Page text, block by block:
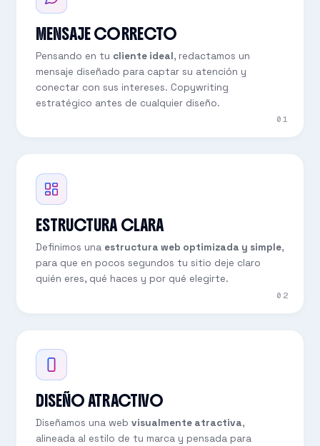
MENSAJE CORRECTO
Pensando en tu cliente ideal, redactamos un
mensaje diseñado para captar su atención y
conectar con sus intereses. Copywriting
estratégico antes de cualquier diseño.
01
ESTRUCTURA CLARA
Definimos una estructura web optimizada y simple,
para que en pocos segundos tu sitio deje claro
quién eres, qué haces y por qué elegirte.
02
DISEÑO ATRACTIVO
Diseñamos una web visualmente atractiva,
alineada al estilo de tu marca y pensada para